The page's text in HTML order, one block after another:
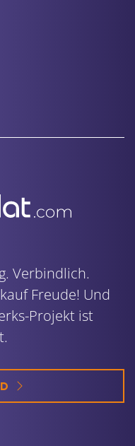
Verbindlich.
Freude! Und
Projekt ist